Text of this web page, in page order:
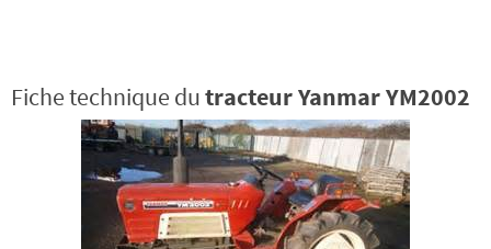
Fiche technique dutracteur Yanmar YM2002